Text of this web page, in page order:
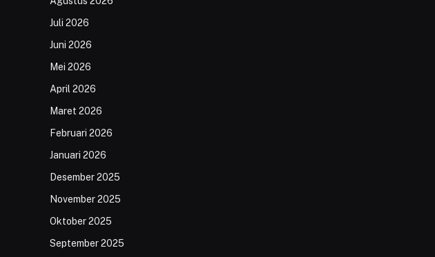
Juli 2026
Juni 2026
Mei 2026
April 2026
Maret 2026
Februari 2026
Januari 2026
Desember 2025
November 2025
Oktober 2025
September 2025